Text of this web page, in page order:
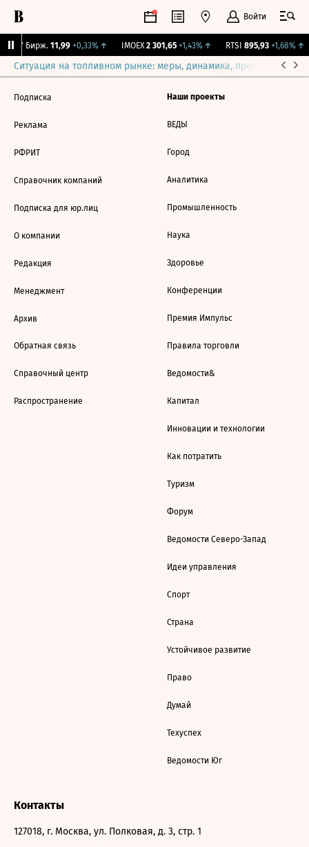
Войти
CNY Бирж. 11,99 +0,33%↑ IMOEX 2 301,65 +1,43%↑ RTSI 895,93 +1,68%↑
Ситуация на топливном рынке: меры, динамика, прогнозы
Подписка
Реклама
РФРИТ
Справочник компаний
Подписка для юр.лиц
О компании
Редакция
Менеджмент
Архив
Обратная связь
Справочный центр
Распространение
Наши проекты
ВЕДЫ
Город
Аналитика
Промышленность
Наука
Здоровье
Конференции
Премия Импульс
Правила торговли
Ведомости&
Капитал
Инновации и технологии
Как потратить
Туризм
Форум
Ведомости Северо-Запад
Идеи управления
Спорт
Страна
Устойчивое развитие
Право
Думай
Техуспех
Ведомости Юг
Контакты
127018, г. Москва, ул. Полковая, д. 3, стр. 1